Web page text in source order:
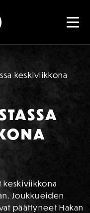
keskiviikkona
keskiviikkona
Joukkueiden
päättyneet Hakan